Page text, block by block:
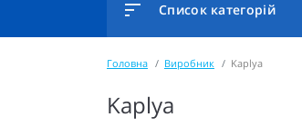
Список категорій
Головна Виробник Kaplya
Kaplya